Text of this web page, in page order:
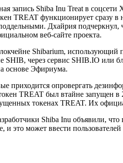
запись Shiba Inu Treat в
TREAT функционирует сразу
Дхайрия
веб-сайте проекта.
Shibarium, использующий
через сервис SHIB.IO или
основе Эфириума.
приходится опровергать
TREAT был втайне запущен
токенах TREAT. Их
Shiba Inu объявили,
и это может ввести